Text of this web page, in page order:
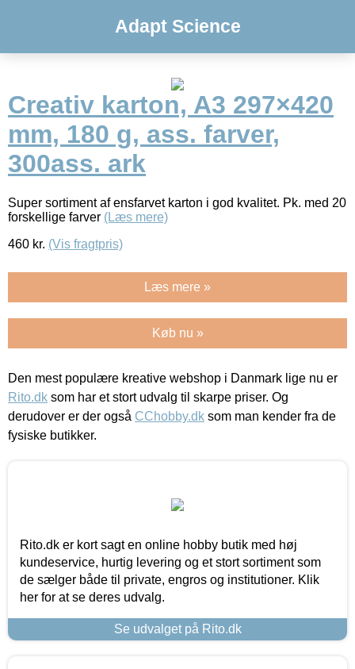
Adapt Science
Creativ karton, A3 297×420
mm, 180 g, ass. farver,
300ass. ark
Super sortiment af ensfarvet karton i god kvalitet. Pk. med 20
forskellige farver (Læs mere)
460 kr. (Vis fragtpris)
Læs mere »
Køb nu »
Den mest populære kreative webshop i Danmark lige nu er
Rito.dk som har et stort udvalg til skarpe priser. Og
derudover er der også CChobby.dk som man kender fra de
fysiske butikker.
Rito.dk er kort sagt en online hobby butik med høj
kundeservice, hurtig levering og et stort sortiment som
de sælger både til private, engros og institutioner. Klik
her for at se deres udvalg.
Se udvalget på Rito.dk